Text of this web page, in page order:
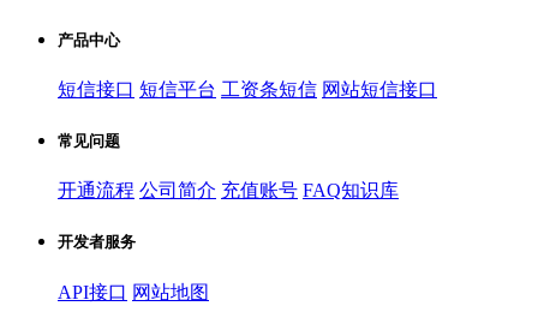
产品中心
短信接口 短信平台 工资条短信 网站短信接口
常见问题
开通流程 公司简介 充值账号 FAQ知识库
开发者服务
API接口 网站地图